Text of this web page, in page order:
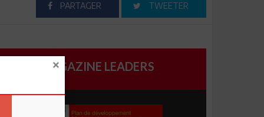
PARTAGER TWEETER
MAGAZINE LEADERS